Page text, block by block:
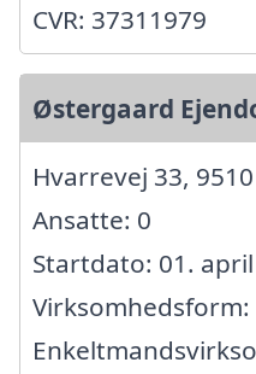
CVR: 37311979
Østergaard
Hvarrevej 33,
Ansatte: 0
Startdato: 01.
Virksomhedsform: